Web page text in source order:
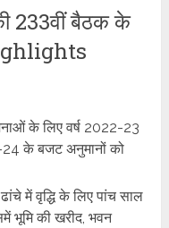
233वीं बैठक के
के लिए वर्ष 2022-23
के बजट अनुमानों को
में वृद्धि के लिए पांच साल
भूमि की खरीद, भवन